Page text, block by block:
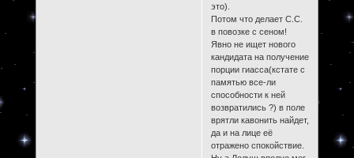
это).
Потом что делает С.С.
в повозке с сеном!
Явно не ищет нового
кандидата на получение
порции гиасса(кстате с
памятью все-ли
способности к ней
возвратились ?) в поле
врятли кавонить найдет,
да и на лице её
отражено спокойствие.